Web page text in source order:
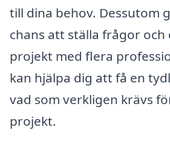
till dina behov. Dessutom
chans att ställa frågor
projekt med flera
kan hjälpa dig att få en
vad som verkligen krävs
projekt.